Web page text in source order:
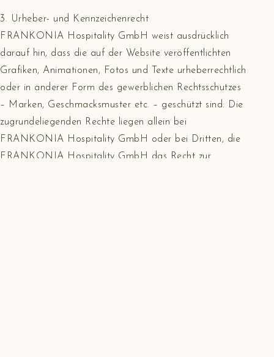
3. Urheber- und Kennzeichenrecht
FRANKONIA Hospitality GmbH weist ausdrücklich
darauf hin, dass die auf der Website veröffentlichten
Grafiken, Animationen, Fotos und Texte urheberrechtlich
oder in anderer Form des gewerblichen Rechtsschutzes
– Marken, Geschmacksmuster etc. – geschützt sind. Die
zugrundeliegenden Rechte liegen allein bei
FRANKONIA Hospitality GmbH oder bei Dritten, die
FRANKONIA Hospitality GmbH das Recht zur